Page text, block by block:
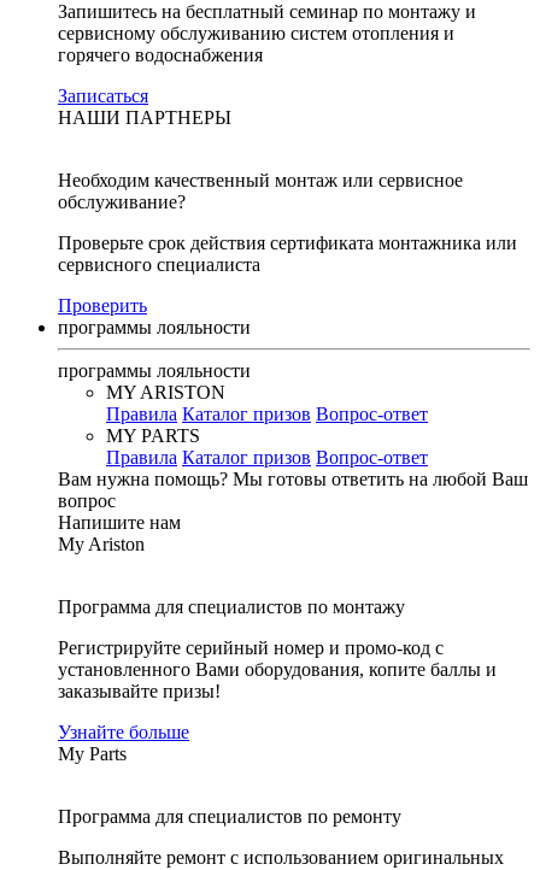
Запишитесь на бесплатный семинар по монтажу и
сервисному обслуживанию систем отопления и
горячего водоснабжения
Записаться
НАШИ ПАРТНЕРЫ
Необходим качественный монтаж или сервисное
обслуживание?
Проверьте срок действия сертификата монтажника или
сервисного специалиста
Проверить
программы лояльности
программы лояльности
MY ARISTON
Правила Каталог призов Вопрос-ответ
MY PARTS
Правила Каталог призов Вопрос-ответ
Вам нужна помощь? Мы готовы ответить на любой Ваш
вопрос
Напишите нам
My Ariston
Программа для специалистов по монтажу
Регистрируйте серийный номер и промо-код с
установленного Вами оборудования, копите баллы и
заказывайте призы!
Узнайте больше
My Parts
Программа для специалистов по ремонту
Выполняйте ремонт с использованием оригинальных